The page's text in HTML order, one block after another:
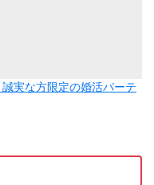
実な方限定の婚活パーテ